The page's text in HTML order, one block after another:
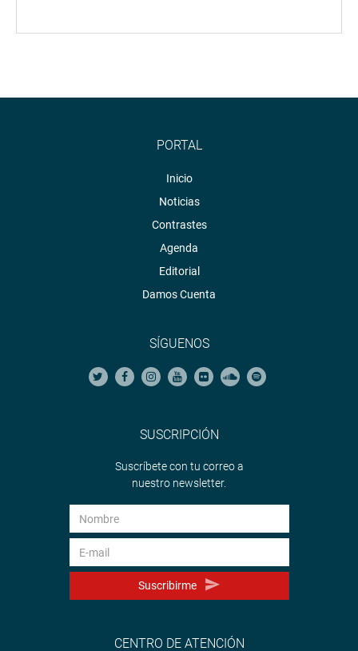
PORTAL
Inicio
Noticias
Contrastes
Agenda
Editorial
Damos Cuenta
SÍGUENOS
SUSCRIPCIÓN
Suscríbete con tu correo a
nuestro newsletter.
Suscribirme
CENTRO DE ATENCIÓN